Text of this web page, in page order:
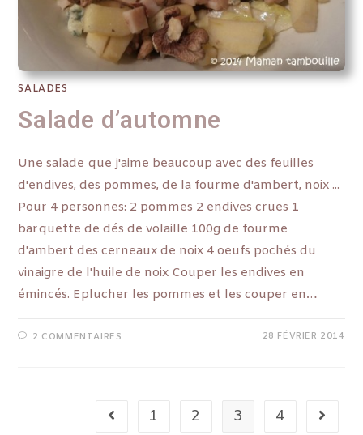
SALADES
Salade d’automne
Une salade que j'aime beaucoup avec des feuilles
d'endives, des pommes, de la fourme d'ambert, noix ...
Pour 4 personnes: 2 pommes 2 endives crues 1
barquette de dés de volaille 100g de fourme
d'ambert des cerneaux de noix 4 oeufs pochés du
vinaigre de l'huile de noix Couper les endives en
émincés. Eplucher les pommes et les couper en…
2 COMMENTAIRES 28 FÉVRIER 2014
1 2 3 4